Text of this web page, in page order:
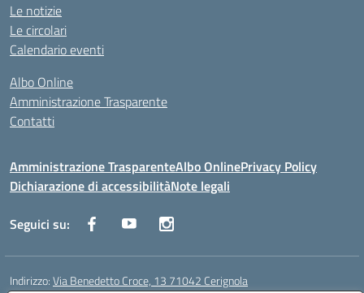
Le notizie
Le circolari
Calendario eventi
Albo Online
Amministrazione Trasparente
Contatti
Amministrazione TrasparenteAlbo OnlinePrivacy Policy
Dichiarazione di accessibilitàNote legali
Seguici su:
Indirizzo:Via Benedetto Croce, 13 71042 Cerignola